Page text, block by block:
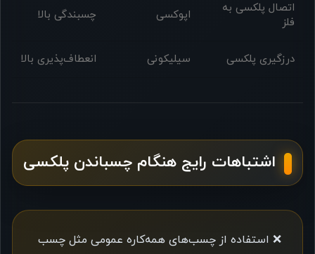
اتصال پلکسی به
فلز
اپوکسی چسبندگی بالا
درزگیری پلکسی سیلیکونی انعطاف‌پذیری بالا
اشتباهات رایج هنگام چسباندن پلکسی
❌ استفاده از چسب‌های همه‌کاره عمومی مثل چسب